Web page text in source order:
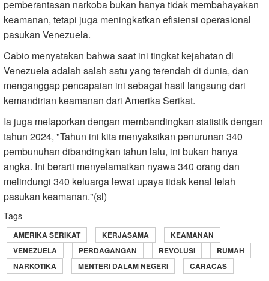
pemberantasan narkoba bukan hanya tidak membahayakan
keamanan, tetapi juga meningkatkan efisiensi operasional
pasukan Venezuela.
Cabio menyatakan bahwa saat ini tingkat kejahatan di
Venezuela adalah salah satu yang terendah di dunia, dan
menganggap pencapaian ini sebagai hasil langsung dari
kemandirian keamanan dari Amerika Serikat.
Ia juga melaporkan dengan membandingkan statistik dengan
tahun 2024, "Tahun ini kita menyaksikan penurunan 340
pembunuhan dibandingkan tahun lalu, ini bukan hanya
angka. Ini berarti menyelamatkan nyawa 340 orang dan
melindungi 340 keluarga lewat upaya tidak kenal lelah
pasukan keamanan."(sl)
Tags
AMERIKA SERIKAT KERJASAMA
KEAMANAN
VENEZUELA
PERDAGANGAN REVOLUSI
RUMAH
NARKOTIKA
MENTERI DALAM NEGERI CARACAS